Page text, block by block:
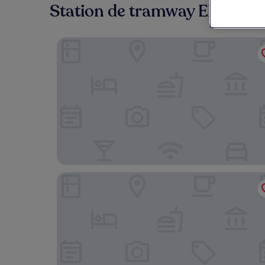
Station de tramway Elsau :